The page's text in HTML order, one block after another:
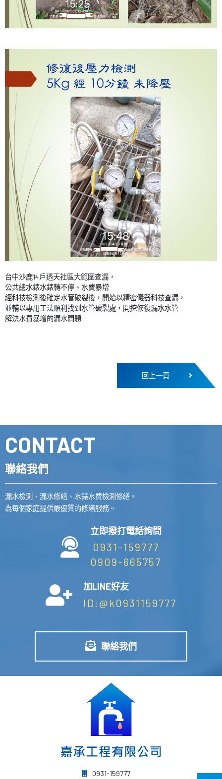
台中沙鹿14戶透天社區大範圍查漏，
公共總水錶水錶轉不停、水費暴增
經科技檢測後確定水管破裂後，開始以精密儀器科技查漏，
並輔以專用工法順利找到水管破裂處，開挖修復漏水水管
解決水費暴增的漏水問題
回上一頁
CONTACT
聯絡我們
漏水檢測、漏水修繕、水錶水費檢測修繕。
為每個家庭提供最優質的修繕服務。
立即撥打電話詢問
0931-159777
0909-665757
加LINE好友
ID:@k0931159777
聯絡我們
0931-159777